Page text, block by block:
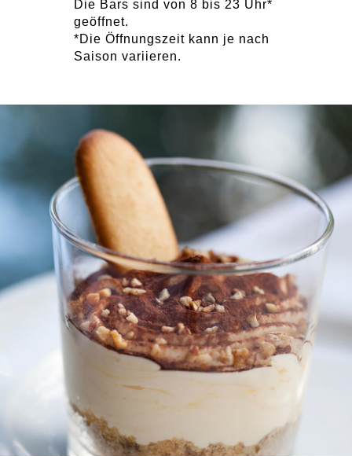
Die Bars sind von 8 bis 23 Uhr*
geöffnet.
*Die Öffnungszeit kann je nach
Saison variieren.